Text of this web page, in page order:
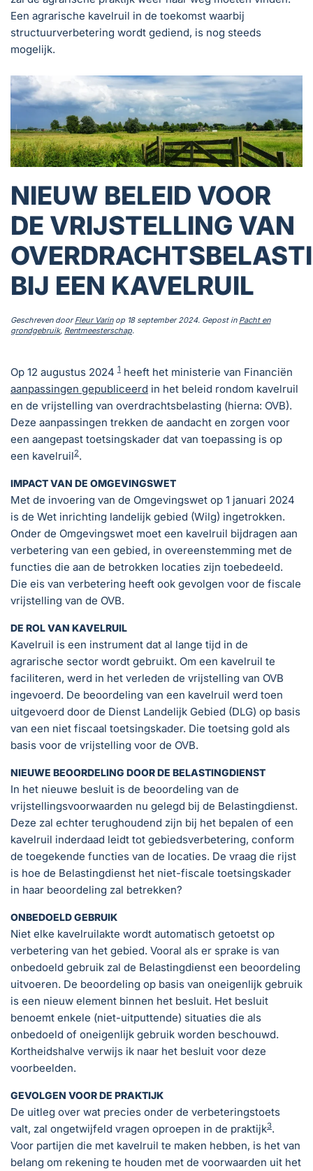
Een agrarische kavelruil in de toekomst waarbij
structuurverbetering wordt gediend, is nog steeds
mogelijk.
NIEUW BELEID VOOR
DE VRIJSTELLING VAN
BIJ EEN KAVELRUIL
Geschreven doorFleur Varinop 18 september 2024. Gepost in Pacht en
grondgebruik, Rentmeesterschap.
Op 12 augustus 2024 1 heeft het ministerie van Financiën
aanpassingen gepubliceerd in het beleid rondom kavelruil
en de vrijstelling van overdrachtsbelasting (hierna: OVB).
Deze aanpassingen trekken de aandacht en zorgen voor
een aangepast toetsingskader dat van toepassing is op
een kavelruil2.
IMPACT VAN DE OMGEVINGSWET
Met de invoering van de Omgevingswet op 1 januari 2024
is de Wet inrichting landelijk gebied (Wilg) ingetrokken.
Onder de Omgevingswet moet een kavelruil bijdragen aan
verbetering van een gebied, in overeenstemming met de
functies die aan de betrokken locaties zijn toebedeeld.
Die eis van verbetering heeft ook gevolgen voor de fiscale
vrijstelling van de OVB.
DE ROL VAN KAVELRUIL
Kavelruil is een instrument dat al lange tijd in de
agrarische sector wordt gebruikt. Om een kavelruil te
faciliteren, werd in het verleden de vrijstelling van OVB
ingevoerd. De beoordeling van een kavelruil werd toen
uitgevoerd door de Dienst Landelijk Gebied (DLG) op basis
van een niet fiscaal toetsingskader. Die toetsing gold als
basis voor de vrijstelling voor de OVB.
NIEUWE BEOORDELING DOOR DE BELASTINGDIENST
In het nieuwe besluit is de beoordeling van de
vrijstellingsvoorwaarden nu gelegd bij de Belastingdienst.
Deze zal echter terughoudend zijn bij het bepalen of een
kavelruil inderdaad leidt tot gebiedsverbetering, conform
de toegekende functies van de locaties. De vraag die rijst
is hoe de Belastingdienst het niet-fiscale toetsingskader
in haar beoordeling zal betrekken?
ONBEDOELD GEBRUIK
Niet elke kavelruilakte wordt automatisch getoetst op
verbetering van het gebied. Vooral als er sprake is van
onbedoeld gebruik zal de Belastingdienst een beoordeling
uitvoeren. De beoordeling op basis van oneigenlijk gebruik
is een nieuw element binnen het besluit. Het besluit
benoemt enkele (niet-uitputtende) situaties die als
onbedoeld of oneigenlijk gebruik worden beschouwd.
Kortheidshalve verwijs ik naar het besluit voor deze
voorbeelden.
GEVOLGEN VOOR DE PRAKTIJK
De uitleg over wat precies onder de verbeteringstoets
valt, zal ongetwijfeld vragen oproepen in de praktijk3.
Voor partijen die met kavelruil te maken hebben, is het van
belang om rekening te houden met de voorwaarden uit het